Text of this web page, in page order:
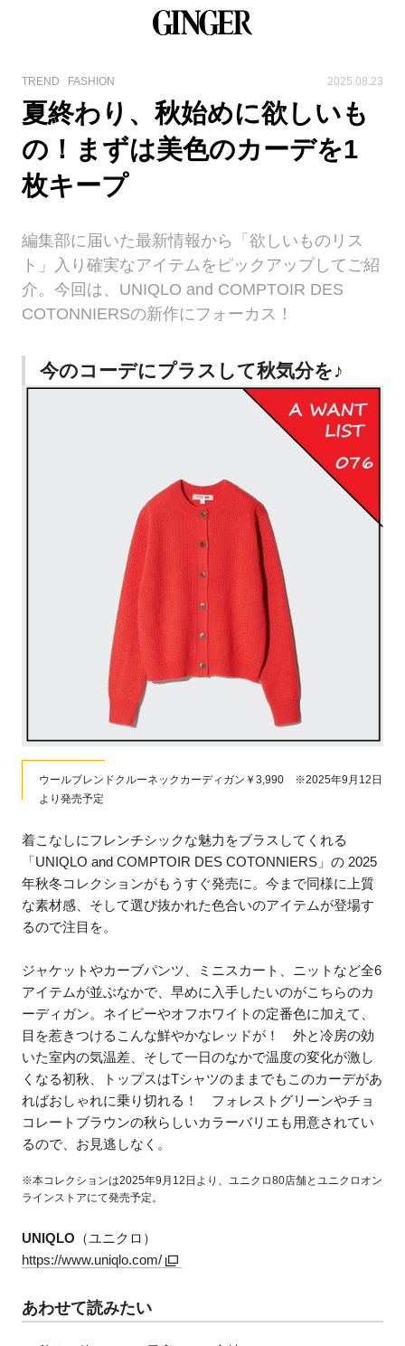
TREND FASHION 2025.08.23
夏終わり、秋始めに欲しいも
の！まずは美色のカーデを1
枚キープ
編集部に届いた最新情報から「欲しいものリス
ト」入り確実なアイテムをピックアップしてご紹
介。今回は、UNIQLO and COMPTOIR DES
COTONNIERSの新作にフォーカス！
今のコーデにプラスして秋気分を♪
ウールブレンドクルーネックカーディガン￥3,990 ※2025年9月12日
より発売予定
着こなしにフレンチシックな魅力をブラスしてくれる
「UNIQLO and COMPTOIR DES COTONNIERS」の 2025
年秋冬コレクションがもうすぐ発売に。今まで同様に上質
な素材感、そして選び抜かれた色合いのアイテムが登場す
るので注目を。
ジャケットやカーブパンツ、ミニスカート、ニットなど全6
アイテムが並ぶなかで、早めに入手したいのがこちらのカ
ーディガン。ネイビーやオフホワイトの定番色に加えて、
目を惹きつけるこんな鮮やかなレッドが！ 外と冷房の効
いた室内の気温差、そして一日のなかで温度の変化が激し
くなる初秋、トップスはTシャツのままでもこのカーデがあ
ればおしゃれに乗り切れる！ フォレストグリーンやチョ
コレートブラウンの秋らしいカラーバリエも用意されてい
るので、お見逃しなく。
※本コレクションは2025年9月12日より、ユニクロ80店舗とユニクロオン
ラインストアにて発売予定。
UNIQLO （ユニクロ）
https://www.uniqlo.com/
あわせて読みたい